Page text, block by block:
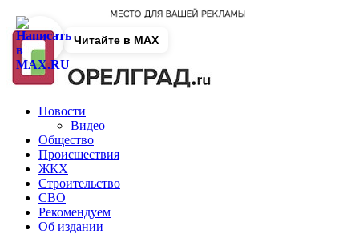
Новости
Видео
Общество
Происшествия
ЖКХ
Строительство
СВО
Рекомендуем
Об издании
Читайте в MAX